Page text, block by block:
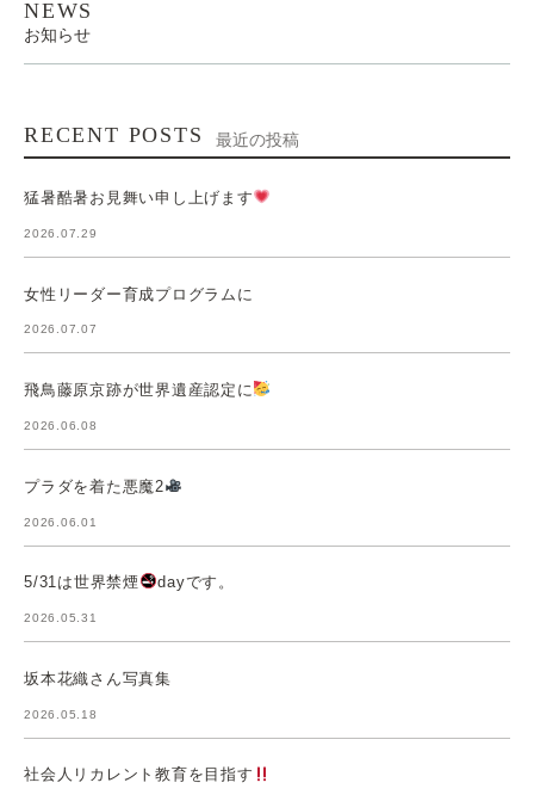
NEWS
お知らせ
RECENT POSTS 最近の投稿
猛暑酷暑お見舞い申し上げます
2026.07.29
女性リーダー育成プログラムに
2026.07.07
飛鳥藤原京跡が世界遺産認定に
2026.06.08
プラダを着た悪魔2
2026.06.01
5/31は世界禁煙 dayです。
2026.05.31
坂本花織さん写真集
2026.05.18
社会人リカレント教育を目指す